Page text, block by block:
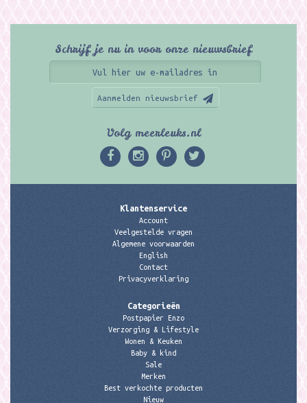
Schrijf je nu in voor onze nieuwsbrief
Aanmelden nieuwsbrief
Volg meerleuks.nl
Klantenservice
Account
Veelgestelde vragen
Algemene voorwaarden
English
Contact
Privacyverklaring
Categorieën
Postpapier Enzo
Verzorging & Lifestyle
Wonen & Keuken
Baby & kind
Sale
Merken
Best verkochte producten
Nieuw